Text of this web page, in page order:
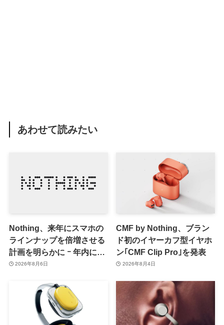
あわせて読みたい
Nothing、来年にスマホの
ラインナップを倍増させる
計画を明らかに ｰ 年内には
更なる新製品も投入へ
2026年8月6日
CMF by Nothing、ブラン
ド初のイヤーカフ型イヤホ
ン｢CMF Clip Pro｣を発表
2026年8月4日